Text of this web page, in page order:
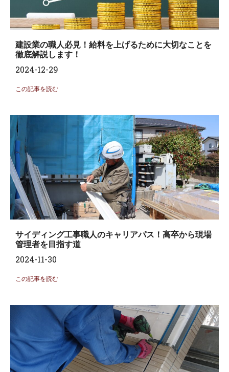
建設業の職人必見！給料を上げるために大切なことを
徹底解説します！
2024-12-29
この記事を読む
サイディング工事職人のキャリアパス！高卒から現場
管理者を目指す道
2024-11-30
この記事を読む